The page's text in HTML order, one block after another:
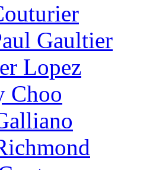
Gaultier
Lopez
Choo